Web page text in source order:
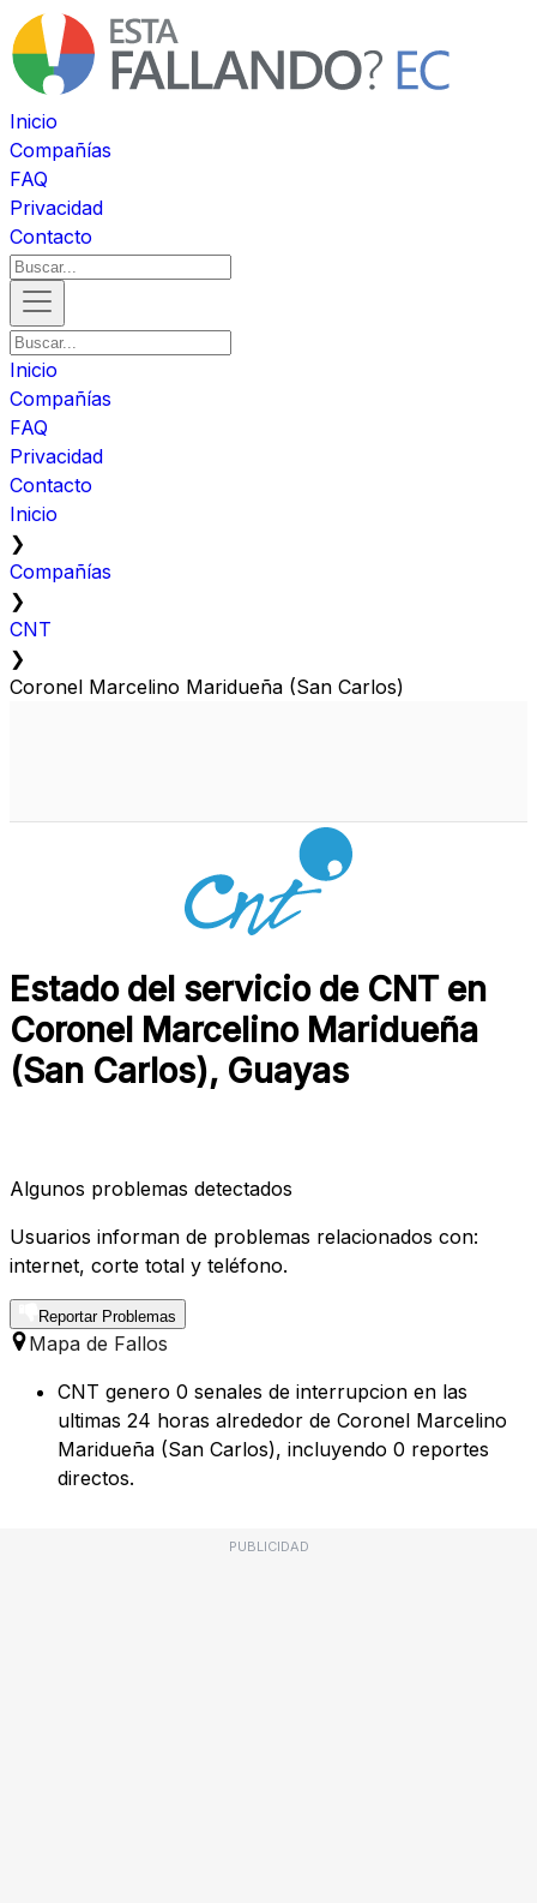
Inicio
Compañías
FAQ
Privacidad
Contacto
Inicio
Compañías
FAQ
Privacidad
Contacto
Inicio
❯
Compañías
❯
CNT
❯
Coronel Marcelino Maridueña (San Carlos)
Estado del servicio de CNT en
Coronel Marcelino Maridueña
(San Carlos), Guayas
Algunos problemas detectados
Usuarios informan de problemas relacionados con:
internet, corte total y teléfono.
Reportar Problemas
Mapa de Fallos
CNT genero 0 senales de interrupcion en las
ultimas 24 horas alrededor de Coronel Marcelino
Maridueña (San Carlos), incluyendo 0 reportes
directos.
PUBLICIDAD